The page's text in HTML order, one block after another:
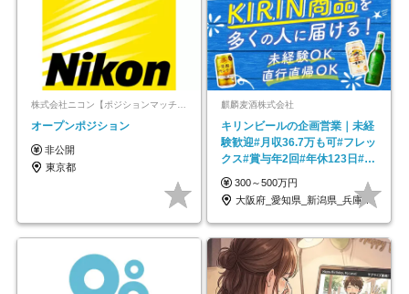
株式会社ニコン【ポジションマッチ登録】
オープンポジション
非公開
東京都
麒麟麦酒株式会社
キリンビールの企画営業｜未経
験歓迎#月収36.7万も可#フレッ
クス#賞与年2回#年休123日#完
全週休2日制
300～500万円
大阪府_愛知県_新潟県_兵庫県_福岡県